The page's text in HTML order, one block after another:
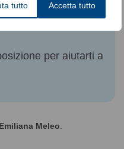
tutto Accetta tutto
per aiutarti a
Meleo